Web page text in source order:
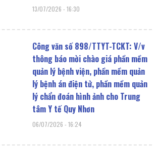
13/07/2026 16:30
Công văn số 898/TTYT-TCKT: V/v
thông báo mời chào giá phần mềm
quản lý bệnh viện, phần mềm quản
lý bệnh án điện tử, phần mềm quản
lý chẩn đoán hình ảnh cho Trung
tâm Y tế Quy Nhơn
06/07/2026 16:24